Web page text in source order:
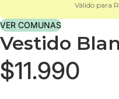
Válido para
VER COMUNAS
Vestido
$11.990